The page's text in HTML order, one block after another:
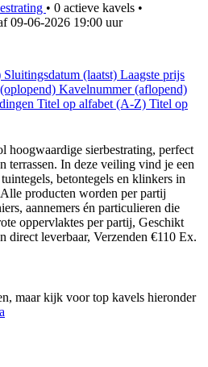
• 0 actieve kavels •
09-06-2026 19:00 uur
Sluitingsdatum (laatst) Laagste prijs
Kavelnummer (aflopend)
Titel op alfabet (A-Z) Titel op
hoogwaardige sierbestrating, perfect
terrassen. In deze veiling vind je een
betontegels en klinkers in
producten worden per partij
aannemers én particulieren die
oppervlaktes per partij, Geschikt
leverbaar, Verzenden €110 Ex.
maar kijk voor top kavels hieronder